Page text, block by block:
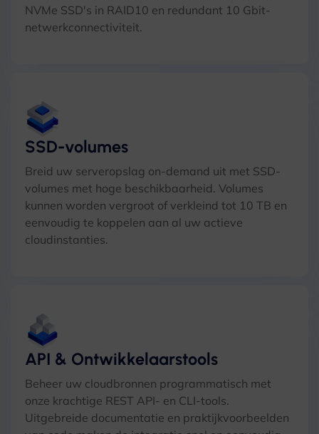
NVMe SSD's in RAID10 en redundant 10 Gbit-
netwerkconnectiviteit.
SSD-volumes
Breid uw serveropslag on-demand uit met SSD-
volumes met hoge beschikbaarheid. Volumes
kunnen worden vergroot of verkleind tot 10 TB en
eenvoudig te koppelen aan al uw actieve
cloudinstanties.
API & Ontwikkelaarstools
Beheer uw cloudbronnen programmatisch met
onze krachtige REST API- en CLI-tools.
Uitgebreide documentatie en praktijkvoorbeelden